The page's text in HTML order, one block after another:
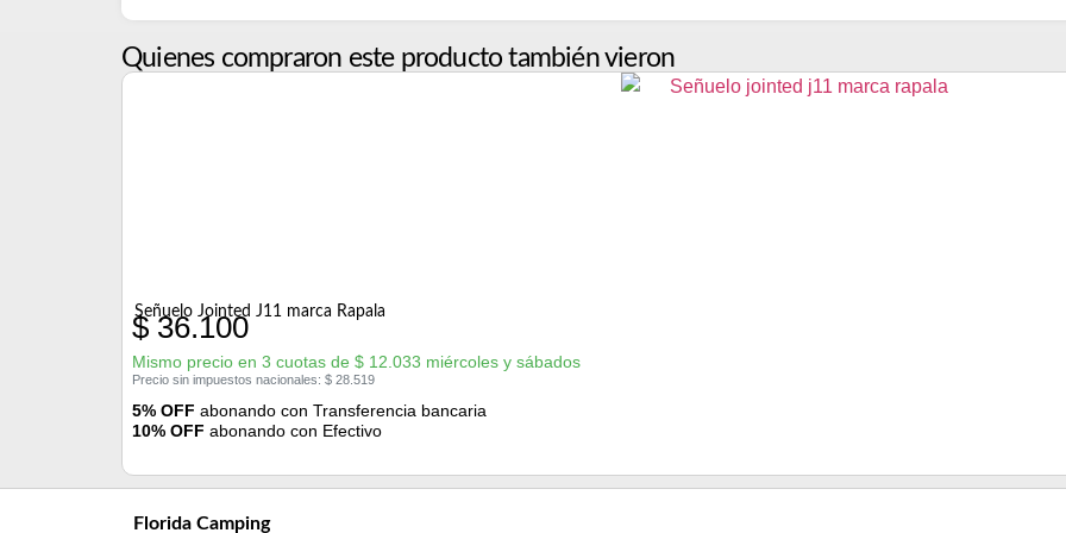
Quienes compraron este producto también vieron
Señuelo Jointed J11 marca Rapala
$36.100
Mismo precio en 3 cuotas de $ 12.033 miércoles y sábados
Precio sin impuestos nacionales: $ 28.519
5% OFF abonando con Transferencia bancaria
10% OFF abonando con Efectivo
Florida Camping